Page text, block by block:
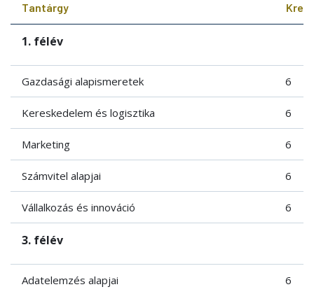
Tantárgy
1. félév
Gazdasági alapismeretek 6
Kereskedelem és logisztika 6
Marketing 6
Számvitel alapjai 6
Vállalkozás és innováció 6
3. félév
Adatelemzés alapjai 6